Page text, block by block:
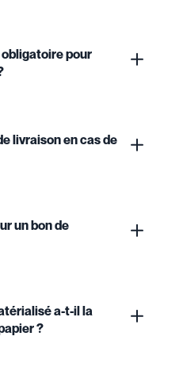
pour
livraison en cas de
un bon de
a-t-il la
?